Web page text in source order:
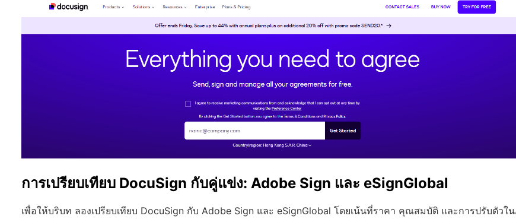
การเปรียบเทียบ DocuSign กับคู่แข่ง: Adobe Sign และ eSignGlobal
เพื่อให้บริบท ลองเปรียบเทียบ DocuSign กับ Adobe Sign และ eSignGlobal โดยเน้นที่ราคา คุณสมบัติ และการปรับตัวใ